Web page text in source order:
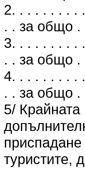
2. . . . . . . . .
. . за общо .
3. . . . . . . . .
. . за общо .
4. . . . . . . . .
. . за общо .
5/
приспадане
туристите,